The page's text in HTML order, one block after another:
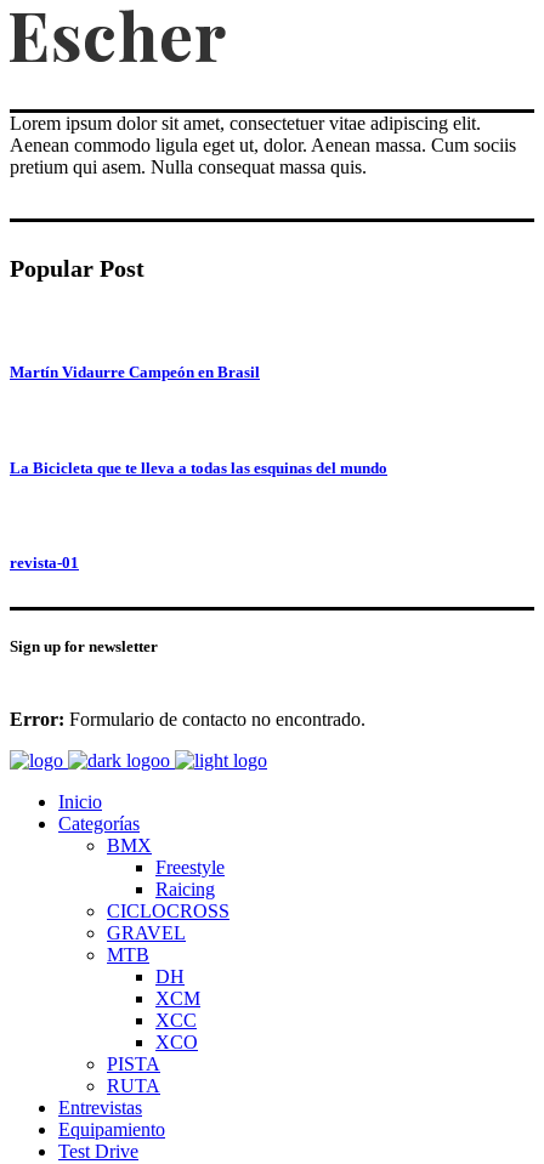
Lorem ipsum dolor sit amet, consectetuer vitae adipiscing elit.
Aenean commodo ligula eget ut, dolor. Aenean massa. Cum sociis
pretium qui asem. Nulla consequat massa quis.
Popular Post
Martín Vidaurre Campeón en Brasil
La Bicicleta que te lleva a todas las esquinas del mundo
revista-01
Sign up for newsletter
Error: Formulario de contacto no encontrado.
Inicio
Categorías
BMX
Freestyle
Raicing
CICLOCROSS
GRAVEL
MTB
DH
XCM
XCC
XCO
PISTA
RUTA
Entrevistas
Equipamiento
Test Drive